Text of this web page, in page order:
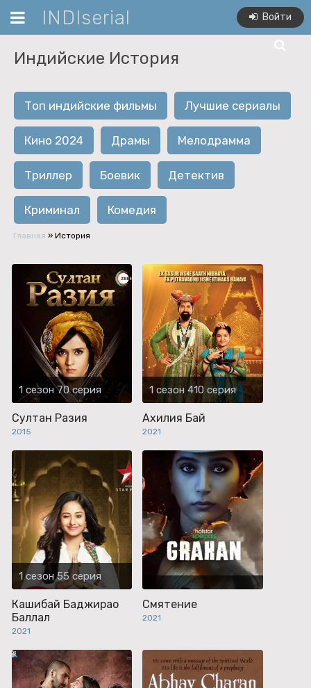
INDIserial Войти
Индийские История
Топ индийские фильмы Лучшие сериалы
Кино 2024 Драмы Мелодрамма
Триллер Боевик Детектив
Криминал Комедия
Главная » История
1 сезон 70 серия
Султан Разия
2015
1 сезон 410 серия
Ахилия Бай
2021
1 сезон 55 серия
Кашибай Баджирао
Баллал
2021
Смятение
2021